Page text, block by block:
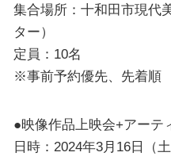
集合場所：十和田市現代
ター）
定員：10名
※事前予約優先、先着順
●映像作品上映会+アーテ
日時：2024年3月16日（